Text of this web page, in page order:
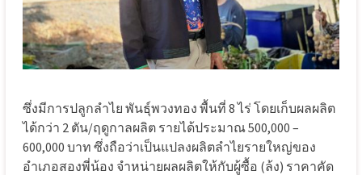
ซึ่งมีการปลูกลำไย พันธุ์พวงทอง พื้นที่ 8 ไร่ โดยเก็บผลผลิต
ได้กว่า 2 ตัน/ฤดูกาลผลิต รายได้ประมาณ 500,000 –
600,000 บาท ซึ่งถือว่าเป็นแปลงผลิตลำไยรายใหญ่ของ
อำเภอสองพี่น้อง จำหน่ายผลผลิตให้กับผู้ซื้อ (ล้ง) ราคาคัด